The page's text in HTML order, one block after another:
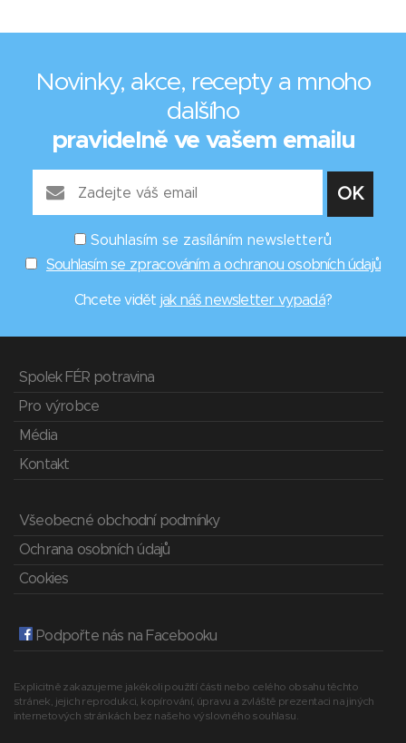
Novinky, akce, recepty a mnoho
dalšího
pravidelně ve vašem emailu
Souhlasím se zasíláním newsletterů
Souhlasím se zpracováním a ochranou osobních údajů
Chcete vidět jak náš newsletter vypadá?
Spolek FÉR potravina
Pro výrobce
Média
Kontakt
Všeobecné obchodní podmínky
Ochrana osobních údajů
Cookies
Podpořte nás na Facebooku
Explicitně zakazujeme jakékoli použití části nebo celého obsahu těchto
stránek, jejich reprodukci, kopírování, úpravu a zvláště prezentaci na jiných
internetových stránkách bez našeho výslovného souhlasu.